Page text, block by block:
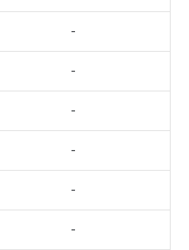
-
-
-
-
-
-